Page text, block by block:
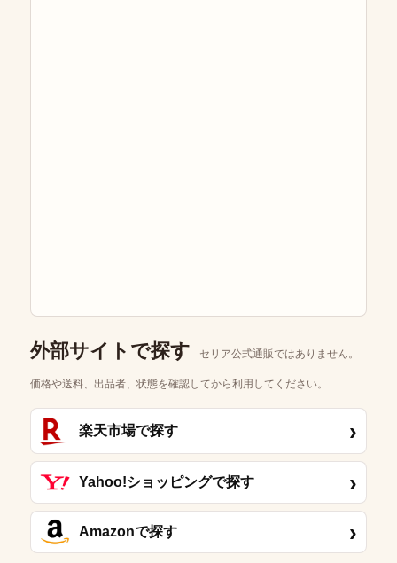
外部サイトで探す セリア公式通販ではありません。
価格や送料、出品者、状態を確認してから利用してください。
楽天市場で探す ›
Yahoo!ショッピングで探す ›
Amazonで探す ›